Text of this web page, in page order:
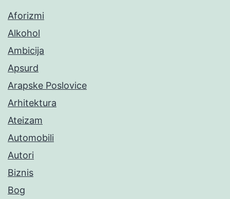
Aforizmi
Alkohol
Ambicija
Apsurd
Arapske Poslovice
Arhitektura
Ateizam
Automobili
Autori
Biznis
Bog